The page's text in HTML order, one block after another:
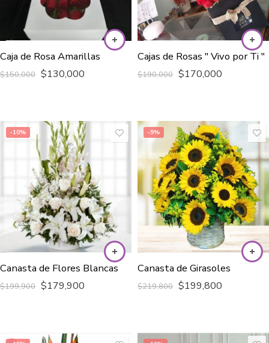
Caja de Rosa Amarillas
$150,000 $130,000
Cajas de Rosas " Vivo por Ti "
$190,000 $170,000
-10%
Canasta de Flores Blancas
$199,900 $179,900
-9%
Canasta de Girasoles
$219,800 $199,800